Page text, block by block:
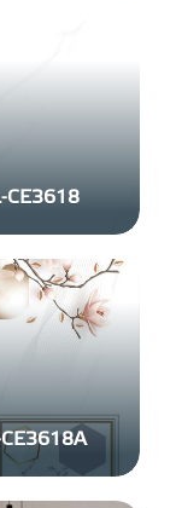
CE3618
CE3618A